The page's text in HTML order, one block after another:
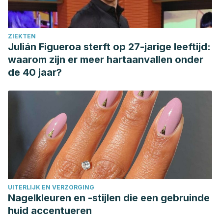
ZIEKTEN
Julián Figueroa sterft op 27-jarige leeftijd:
waarom zijn er meer hartaanvallen onder
de 40 jaar?
UITERLIJK EN VERZORGING
Nagelkleuren en -stijlen die een gebruinde
huid accentueren